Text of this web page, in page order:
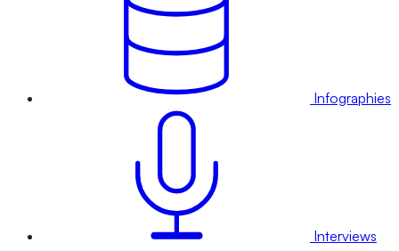
Infographies
Interviews